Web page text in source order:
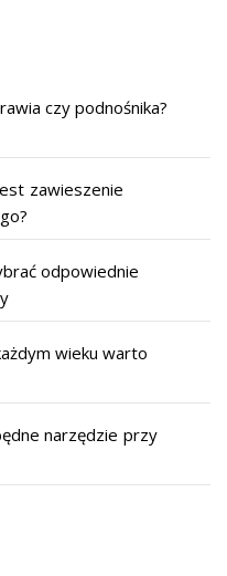
czy podnośnika?
zawieszenie
odpowiednie
wieku warto
narzędzie przy